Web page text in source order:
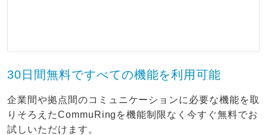
30日間無料ですべての機能を利用可能
企業間や拠点間のコミュニケーションに必要な機能を取
りそろえたCommuRingを機能制限なく今すぐ無料でお
試しいただけます。